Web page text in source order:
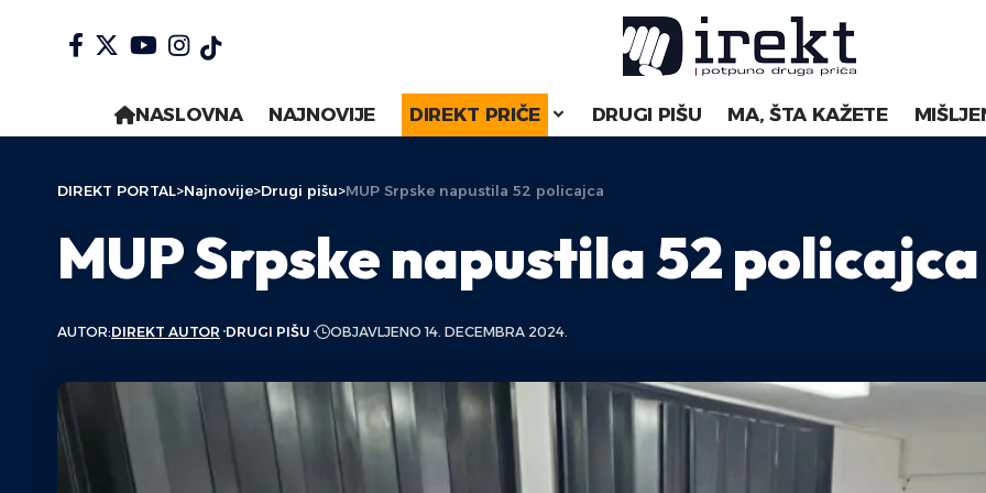
NASLOVNA NAJNOVIJE DIREKT PRIČE DRUGI PIŠU MA, ŠTA KAŽETE
DIREKT PORTAL>Najnovije>Drugi pišu>MUP Srpske napustila 52 policajca
MUP Srpske napustila 52 policajca
AUTOR:DIREKT AUTOR DRUGI PIŠU OBJAVLJENO 14. DECEMBRA 2024.